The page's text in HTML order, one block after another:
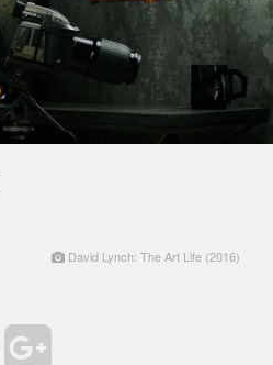
David Lynch: The Art Life (2016)